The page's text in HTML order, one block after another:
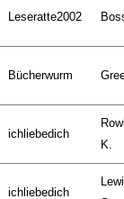
Leseratte2002
Bücherwurm
ichliebedich
K.
ichliebedich